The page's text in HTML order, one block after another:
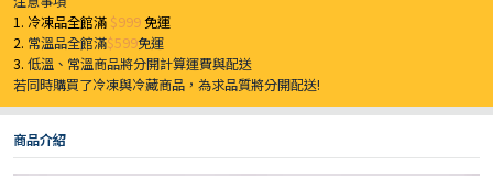
1. 冷凍品全館滿 $999免運
2. 常溫品全館滿$599免運
3.低溫、常溫商品將分開計算運費與配送
若同時購買了冷凍與冷藏商品，為求品質將分開配送!
商品介紹